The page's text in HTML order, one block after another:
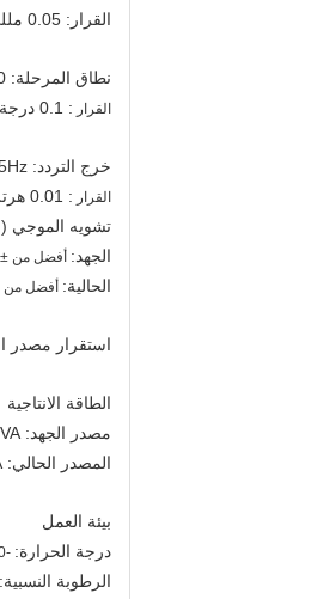
القرار: 0.05 مللي أمبير
نطاق المرحلة: 0-360 درجة
القرار : 0.1 درجة
خرج التردد: 45Hz - 65Hz
القرار : 0.01 هرتز
تشويه الموجي
الجهد: أفضل من ± 0.2٪ (تحميل المقاومة الخطية)
الحالية: أفضل من ± 0.2٪ (تحميل المقاومة
استقرار مصدر
الطاقة الانتاجية
مصدر الجهد: 100VA
المصدر الحالي: 60VA / 150VA
بيئة العمل
درجة الحرارة: -10 درجة مئوية - +40 درجة مئوية
الرطوبة النسبية: